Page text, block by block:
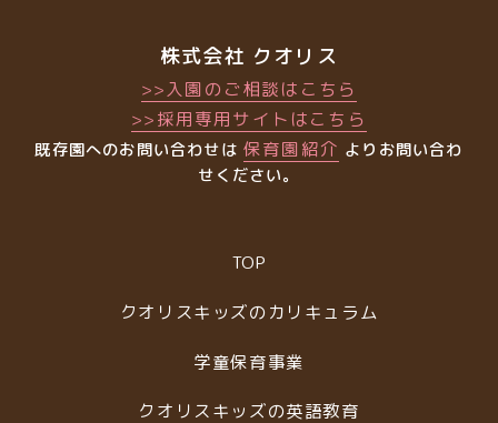
株式会社 クオリス
>>入園のご相談はこちら
>>採用専用サイトはこちら
既存園へのお問い合わせは 保育園紹介 よりお問い合わ
せください。
TOP
クオリスキッズのカリキュラム
学童保育事業
クオリスキッズの英語教育